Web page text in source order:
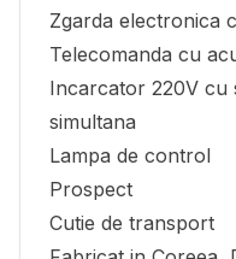
Zgarda electronica
Telecomanda cu
Incarcator 220V cu
simultana
Lampa de control
Prospect
Cutie de transport